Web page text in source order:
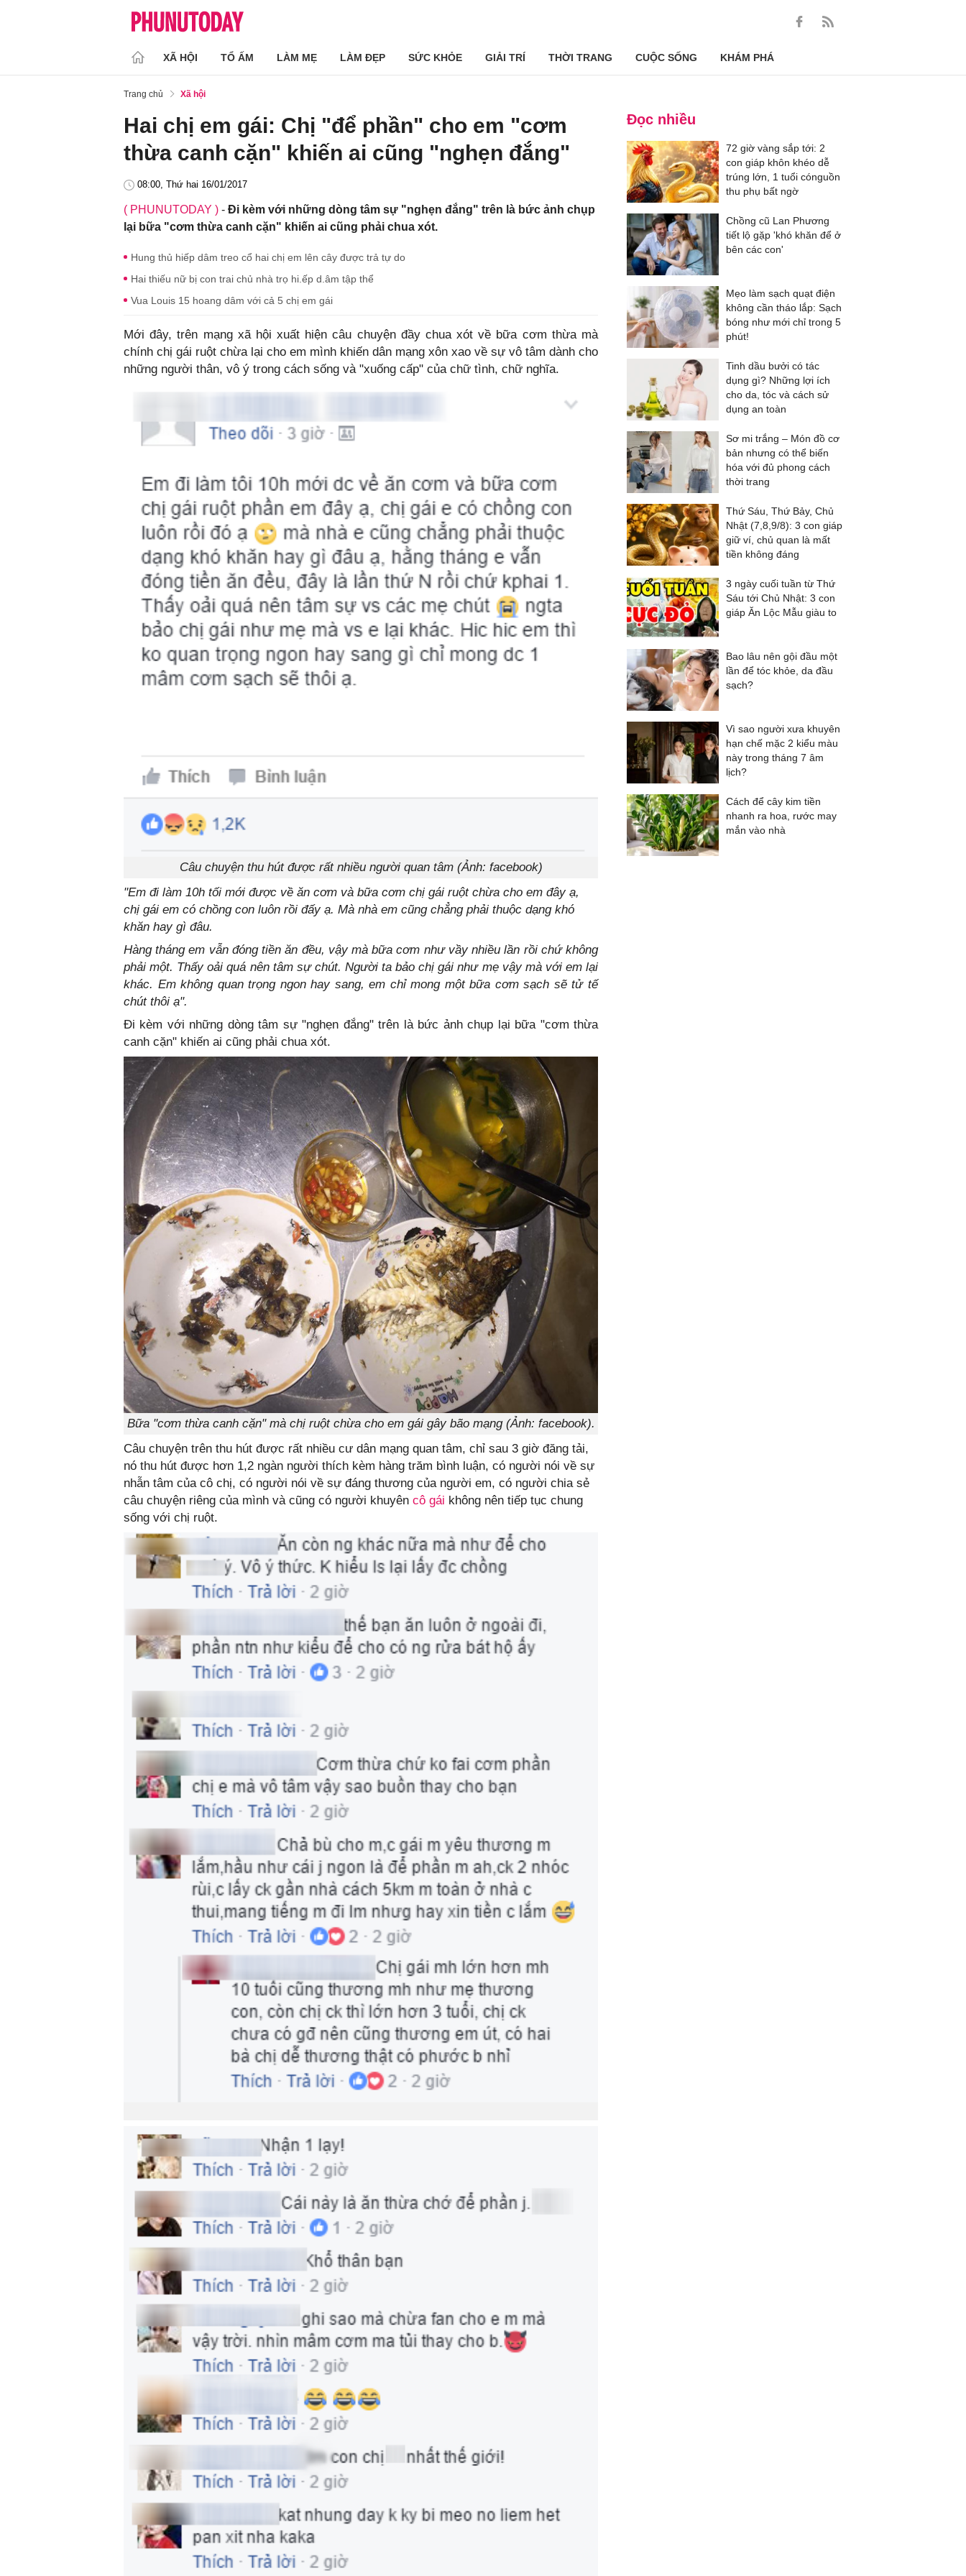
XÃ HỘI TỔ ẤM LÀM MẸ LÀM ĐẸP SỨC KHỎE GIẢI TRÍ THỜI TRANG CUỘC SỐNG KHÁM PHÁ
Trang chủ Xã hội
Hai chị em gái: Chị "để phần" cho em "cơm
thừa canh cặn" khiến ai cũng "nghẹn đắng"
08:00, Thứ hai 16/01/2017
( PHUNUTODAY ) - Đi kèm với những dòng tâm sự "nghẹn đắng" trên là bức ảnh chụp
lại bữa "cơm thừa canh cặn" khiến ai cũng phải chua xót.
Hung thủ hiếp dâm treo cổ hai chị em lên cây được trả tự do
Hai thiếu nữ bị con trai chủ nhà trọ hi.ếp d.âm tập thể
Vua Louis 15 hoang dâm với cả 5 chị em gái
Mới đây, trên mạng xã hội xuất hiện câu chuyện đầy chua xót về bữa cơm thừa mà
chính chị gái ruột chừa lại cho em mình khiến dân mạng xôn xao về sự vô tâm dành cho
những người thân, vô ý trong cách sống và "xuống cấp" của chữ tình, chữ nghĩa.
Câu chuyện thu hút được rất nhiều người quan tâm (Ảnh: facebook)
"Em đi làm 10h tối mới được về ăn cơm và bữa cơm chị gái ruột chừa cho em đây ạ,
chị gái em có chồng con luôn rồi đấy ạ. Mà nhà em cũng chẳng phải thuộc dạng khó
khăn hay gì đâu.
Hàng tháng em vẫn đóng tiền ăn đều, vậy mà bữa cơm như vầy nhiều lần rồi chứ không
phải một. Thấy oải quá nên tâm sự chút. Người ta bảo chị gái như mẹ vậy mà với em lại
khác. Em không quan trọng ngon hay sang, em chỉ mong một bữa cơm sạch sẽ tử tế
chút thôi ạ".
Đi kèm với những dòng tâm sự "nghẹn đắng" trên là bức ảnh chụp lại bữa "cơm thừa
canh cặn" khiến ai cũng phải chua xót.
Bữa "cơm thừa canh cặn" mà chị ruột chừa cho em gái gây bão mạng (Ảnh: facebook).
Câu chuyện trên thu hút được rất nhiều cư dân mạng quan tâm, chỉ sau 3 giờ đăng tải,
nó thu hút được hơn 1,2 ngàn người thích kèm hàng trăm bình luận, có người nói về sự
nhẫn tâm của cô chị, có người nói về sự đáng thương của người em, có người chia sẻ
câu chuyện riêng của mình và cũng có người khuyên cô gái không nên tiếp tục chung
sống với chị ruột.
Đọc nhiều
72 giờ vàng sắp tới: 2
con giáp khôn khéo dễ
trúng lớn, 1 tuổi cónguồn
thu phụ bất ngờ
Chồng cũ Lan Phương
tiết lộ gặp 'khó khăn để ở
bên các con'
Mẹo làm sạch quạt điện
không cần tháo lắp: Sạch
bóng như mới chỉ trong 5
phút!
Tinh dầu bưởi có tác
dụng gì? Những lợi ích
cho da, tóc và cách sử
dụng an toàn
Sơ mi trắng – Món đồ cơ
bản nhưng có thể biến
hóa với đủ phong cách
thời trang
Thứ Sáu, Thứ Bảy, Chủ
Nhật (7,8,9/8): 3 con giáp
giữ ví, chủ quan là mất
tiền không đáng
3 ngày cuối tuần từ Thứ
Sáu tới Chủ Nhật: 3 con
giáp Ăn Lộc Mẫu giàu to
Bao lâu nên gội đầu một
lần để tóc khỏe, da đầu
sạch?
Vì sao người xưa khuyên
hạn chế mặc 2 kiểu màu
này trong tháng 7 âm
lịch?
Cách để cây kim tiền
nhanh ra hoa, rước may
mắn vào nhà